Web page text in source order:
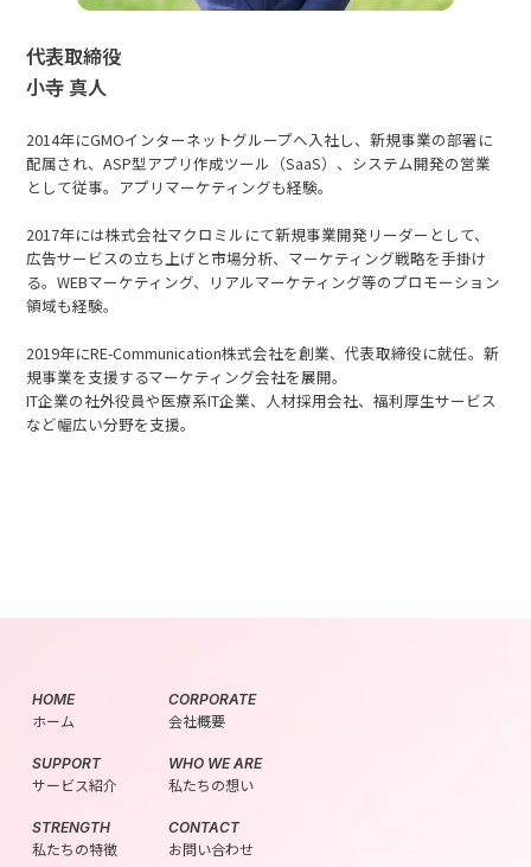
代表取締役
小寺 真人
2014年にGMOインターネットグループへ入社し、新規事業の部署に
配属され、ASP型アプリ作成ツール（SaaS）、システム開発の営業
として従事。アプリマーケティングも経験。
2017年には株式会社マクロミルにて新規事業開発リーダーとして、
広告サービスの立ち上げと市場分析、マーケティング戦略を手掛け
る。WEBマーケティング、リアルマーケティング等のプロモーション
領域も経験。
2019年にRE-Communication株式会社を創業、代表取締役に就任。新
規事業を支援するマーケティング会社を展開。
IT企業の社外役員や医療系IT企業、人材採用会社、福利厚生サービス
など幅広い分野を支援。
HOME
ホーム
SUPPORT
サービス紹介
STRENGTH
私たちの特徴
CORPORATE
会社概要
WHO WE ARE
私たちの想い
CONTACT
お問い合わせ